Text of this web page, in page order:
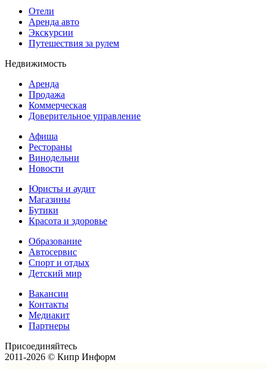
Отели
Аренда авто
Экскурсии
Путешествия за рулем
Недвижимость
Аренда
Продажа
Коммерческая
Доверительное управление
Афиша
Рестораны
Винодельни
Новости
Юристы и аудит
Магазины
Бутики
Красота и здоровье
Образование
Автосервис
Спорт и отдых
Детский мир
Вакансии
Контакты
Медиакит
Партнеры
Присоединяйтесь
2011-2026 © Кипр Информ